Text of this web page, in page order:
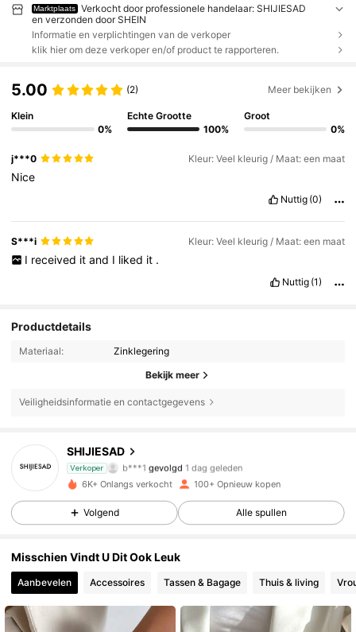
Marktplaats
Verkocht door professionele handelaar: SHIJIESAD
en verzonden door SHEIN
Informatie en verplichtingen van de verkoper
klik hier om deze verkoper en/of product te rapporteren.
5.00 (2) Meer bekijken
Klein
0%
Echte Grootte
100%
Groot
0%
j***0 Kleur: Veel kleurig / Maat: een maat
Nice
Nuttig (0)
S***i Kleur: Veel kleurig / Maat: een maat
I received it and I liked it .
Nuttig (1)
Productdetails
Materiaal: Zinklegering
Bekijk meer
Veiligheidsinformatie en contactgegevens
SHIJIESAD
Verkoper
b***1
4.78
141 Volgers
4.78 141 Volgers
4.78 141 Volgers
6K+ Onlangs verkocht 100+ Opnieuw kopen
Volgend Alle spullen
Misschien Vindt U Dit Ook Leuk
Aanbevelen Accessoires Tassen & Bagage Thuis & living